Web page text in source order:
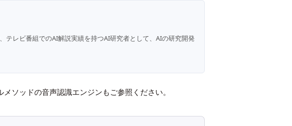
レビ番組でのAI解説実績を持つAI研究者として、AIの研究開発
メソッドの音声認識エンジンもご参照ください。